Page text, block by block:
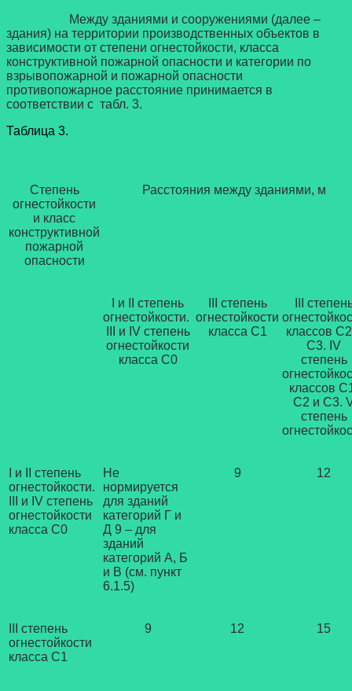
Между зданиями и сооружениями (далее –
здания) на территории производственных объектов в
зависимости от степени огнестойкости, класса
конструктивной пожарной опасности и категории по
взрывопожарной и пожарной опасности
противопожарное расстояние принимается в
соответствии с табл. 3.
Таблица 3.
Степень
огнестойкости
и класс
конструктивной
пожарной
опасности
Расстояния между зданиями, м
I и II степень
огнестойкости.
III и IV степень
огнестойкости
класса С0
III степень
огнестойкости
класса С1
III
классов
С3. IV
степень
классов
С2 и С3.
степень
I и II степень
огнестойкости.
III и IV степень
огнестойкости
класса С0
Не
нормируется
для зданий
категорий Г и
Д 9 – для
зданий
категорий А, Б
и В (см. пункт
6.1.5)
9 12
III степень
огнестойкости
класса С1
9 12 15